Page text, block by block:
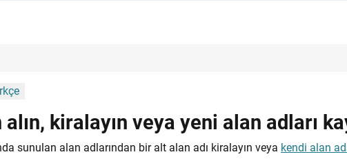
alın, kiralayın veya yeni alan adları
sunulan alan adlarından bir alt alan adı kiralayın veya kendi alan